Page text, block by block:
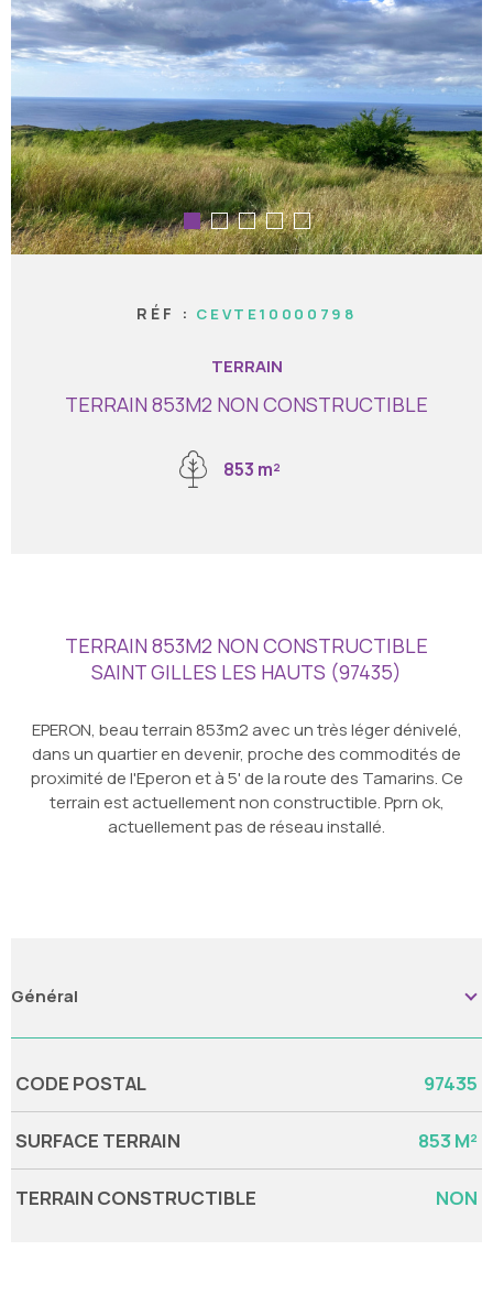
NOS SERVICES
NOTRE EQUIPE
RÉF : CEVTE10000798
TERRAIN
TERRAIN 853M2 NON CONSTRUCTIBLE
853 m²
TERRAIN 853M2 NON CONSTRUCTIBLE
SAINT GILLES LES HAUTS (97435)
EPERON, beau terrain 853m2 avec un très léger dénivelé,
dans un quartier en devenir, proche des commodités de
proximité de l'Eperon et à 5' de la route des Tamarins. Ce
terrain est actuellement non constructible. Pprn ok,
actuellement pas de réseau installé.
Général
Caractérisque Valeurs
CODE POSTAL 97435
SURFACE TERRAIN 853 M²
TERRAIN CONSTRUCTIBLE NON